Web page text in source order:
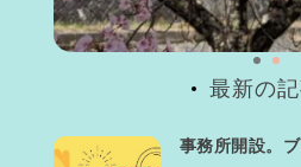
最新の
事務所開設。